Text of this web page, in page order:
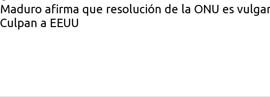
Maduro afirma que resolución de la ONU es
Culpan a EEUU